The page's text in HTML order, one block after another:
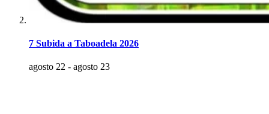
7 Subida a Taboadela 2026
agosto 22 - agosto 23